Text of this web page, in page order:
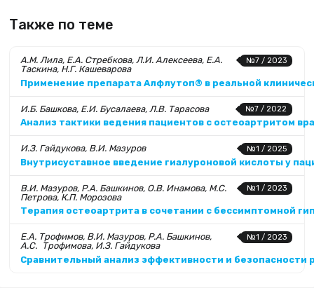
Также по теме
№7 / 2023
А.М. Лила, Е.А. Стребкова, Л.И. Алексеева, Е.А.
Таскина, Н.Г. Кашеварова
Применение препарата Алфлутоп® в реальной
№7 / 2022
И.Б. Башкова, Е.И. Бусалаева, Л.В. Тарасова
Анализ тактики ведения пациентов с остеоартритом
№1 / 2025
И.З. Гайдукова, В.И. Мазуров
Внутрисуставное введение гиалуроновой кислоты у
№1 / 2023
В.И. Мазуров, Р.А. Башкинов, О.В. Инамова, М.С.
Петрова, К.П. Морозова
Терапия остеоартрита в сочетании с бессимптомной
№1 / 2023
Е.А. Трофимов, В.И. Мазуров, Р.А. Башкинов,
А.С. Трофимова, И.З. Гайдукова
Сравнительный анализ эффективности и безопасности